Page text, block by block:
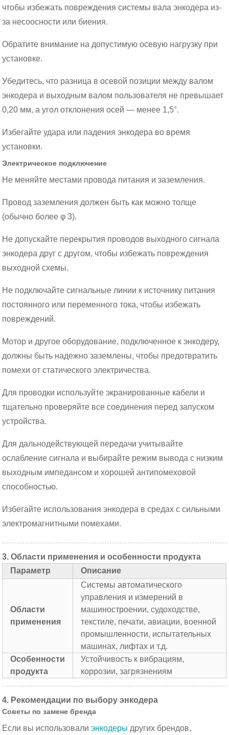
чтобы избежать повреждения системы вала энкодера из-
за несоосности или биения.
Обратите внимание на допустимую осевую нагрузку при
установке.
Убедитесь, что разница в осевой позиции между валом
энкодера и выходным валом пользователя не превышает
0,20 мм, а угол отклонения осей — менее 1,5°.
Избегайте удара или падения энкодера во время
установки.
Электрическое подключение
Не меняйте местами провода питания и заземления.
Провод заземления должен быть как можно толще
(обычно более φ 3).
Не допускайте перекрытия проводов выходного сигнала
энкодера друг с другом, чтобы избежать повреждения
выходной схемы.
Не подключайте сигнальные линии к источнику питания
постоянного или переменного тока, чтобы избежать
повреждений.
Мотор и другое оборудование, подключенное к энкодеру,
должны быть надежно заземлены, чтобы предотвратить
помехи от статического электричества.
Для проводки используйте экранированные кабели и
тщательно проверяйте все соединения перед запуском
устройства.
Для дальнодействующей передачи учитывайте
ослабление сигнала и выбирайте режим вывода с низким
выходным импедансом и хорошей антипомеховой
способностью.
Избегайте использования энкодера в средах с сильными
электромагнитными помехами.
3. Области применения и особенности продукта
Параметр
Описание
Области
применения
Системы автоматического
управления и измерений в
машиностроении, судоходстве,
текстиле, печати, авиации, военной
промышленности, испытательных
машинах, лифтах и т.д.
Особенности
продукта
Устойчивость к вибрациям,
коррозии, загрязнениям
4. Рекомендации по выбору энкодера
Советы по замене бренда
Если вы использовалиэнкодеры других брендов,